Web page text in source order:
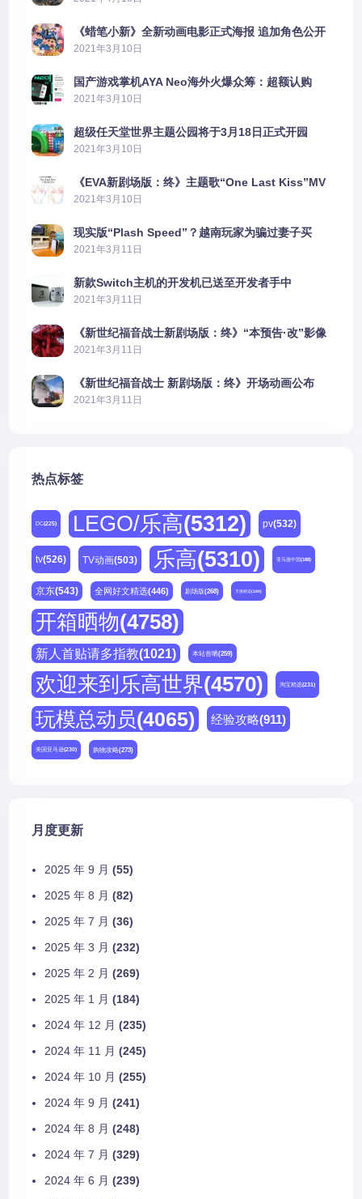
《蜡笔小新》全新动画电影正式海报 追加角色公开
2021年3月10日
国产游戏掌机AYA Neo海外火爆众筹：超额认购
2606%
2021年3月10日
超级任天堂世界主题公园将于3月18日正式开园
2021年3月10日
《EVA新剧场版：终》主题歌“One Last Kiss”MV
公布
2021年3月10日
现实版“Plash Speed”？越南玩家为骗过妻子买
PS5上演好戏
2021年3月11日
新款Switch主机的开发机已送至开发者手中
2021年3月11日
《新世纪福音战士新剧场版：终》“本预告·改”影像
公开
2021年3月11日
《新世纪福音战士 新剧场版：终》开场动画公布
2021年3月11日
热点标签
DC(225) LEGO/乐高(5312) pv(532)
tv(526) TV动画(503) 乐高(5310) 亚马逊中国(188)
京东(543) 全网好文精选(446) 剧场版(268) 天猫精选(180)
开箱晒物(4758)
新人首贴请多指教(1021) 本站首晒(259)
欢迎来到乐高世界(4570) 淘宝精选(231)
玩模总动员(4065) 经验攻略(911)
美国亚马逊(230) 购物攻略(273)
月度更新
2025 年 9 月 (55)
2025 年 8 月 (82)
2025 年 7 月 (36)
2025 年 3 月 (232)
2025 年 2 月 (269)
2025 年 1 月 (184)
2024 年 12 月 (235)
2024 年 11 月 (245)
2024 年 10 月 (255)
2024 年 9 月 (241)
2024 年 8 月 (248)
2024 年 7 月 (329)
2024 年 6 月 (239)